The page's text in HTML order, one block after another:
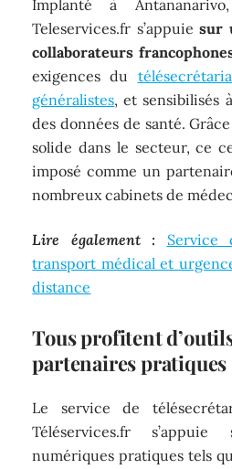
Implanté à
Teleservices.fr s’appuiesur
collaborateurs
exigences du
généralistes, et sensibilisés
des données de santé.
solide dans le secteur, ce
imposé comme un
nombreux cabinets de
Lire également :
Service
transport médical et
distance
Tous profitent
partenaires pratiques
Le service de
Téléservices.fr
numériques pratiques tels